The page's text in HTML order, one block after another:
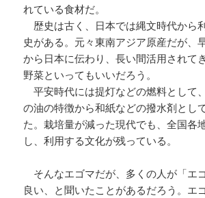
れている食材だ。
歴史は古く、日本では縄文時代から
史がある。元々東南アジア原産だが、
から日本に伝わり、長い間活用されて
野菜といってもいいだろう。
平安時代には提灯などの燃料として
の油の特徴から和紙などの撥水剤とし
た。栽培量が減った現代でも、全国各
し、利用する文化が残っている。
そんなエゴマだが、多くの人が「エ
良い、と聞いたことがあるだろう。エ